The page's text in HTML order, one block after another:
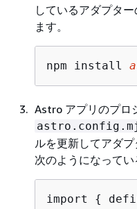
しているアダプタ
ます。
npm install
Astro アプリのプロ
ルを更新してアダ
次のようになってい
import {